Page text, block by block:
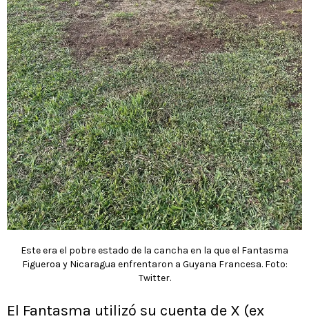
Este era el pobre estado de la cancha en la que el Fantasma
Figueroa y Nicaragua enfrentaron a Guyana Francesa. Foto:
Twitter.
El Fantasma utilizó su cuenta de X (ex